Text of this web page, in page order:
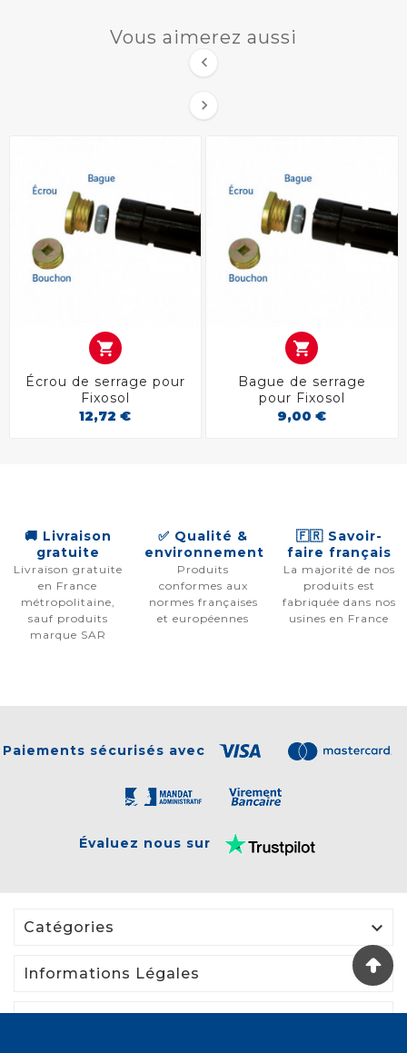
Vous aimerez aussi



Écrou de serrage pour
Fixosol
12,72 €

Bague de serrage
pour Fixosol
9,00 €
🚚 Livraison
gratuite
Livraison gratuite
en France
métropolitaine,
sauf produits
marque SAR
✅ Qualité &
environnement
Produits
conformes aux
normes françaises
et européennes
🇫🇷 Savoir-
faire français
La majorité de nos
produits est
fabriquée dans nos
usines en France
Paiements sécurisés avec
Évaluez nous sur
Catégories 
Informations Légales 